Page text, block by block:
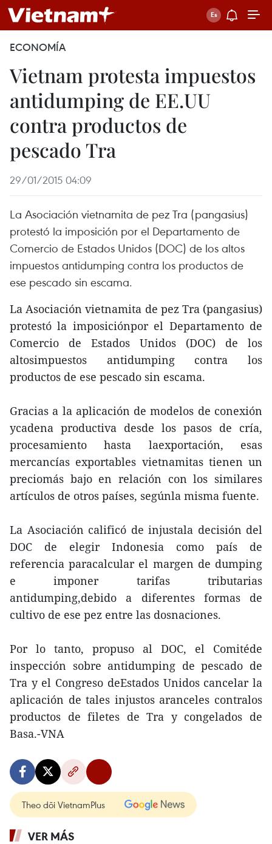
ECONOMÍA
Vietnam protesta impuestos
antidumping de EE.UU
contra productos de
pescado Tra
29/01/2015 04:09
La Asociación vietnamita de pez Tra (pangasius)
protestó la imposición por el Departamento de
Comercio de Estados Unidos (DOC) de los altos
impuestos antidumping contra los productos de
ese pescado sin escama.
La Asociación vietnamita de pez Tra (pangasius)
protestó la imposiciónpor el Departamento de
Comercio de Estados Unidos (DOC) de los
altosimpuestos antidumping contra los
productos de ese pescado sin escama.
Gracias a la aplicación de modelos de conexión
ycadena productiva desde los pasos de cría,
procesamiento hasta laexportación, esas
mercancías exportables vietnamitas tienen un
preciomás bajo en relación con los similares
artículos de otros países, segúnla misma fuente.
La Asociación calificó de injustala decisión del
DOC de elegir Indonesia como país de
referencia paracalcular el margen de dumping
e imponer tarifas tributarias
antidumping,debido a diferentes formas de
cultivo de ese pez entre las dosnaciones.
Por lo tanto, propuso al DOC, el Comitéde
inspección sobre antidumping de pescado de
Tra y el Congreso deEstados Unidos cancelar la
aplicación de tales injustos aranceles contralos
productos de filetes de Tra y congelados de
Basa.-VNA
Theo dõi VietnamPlus
VER MÁS